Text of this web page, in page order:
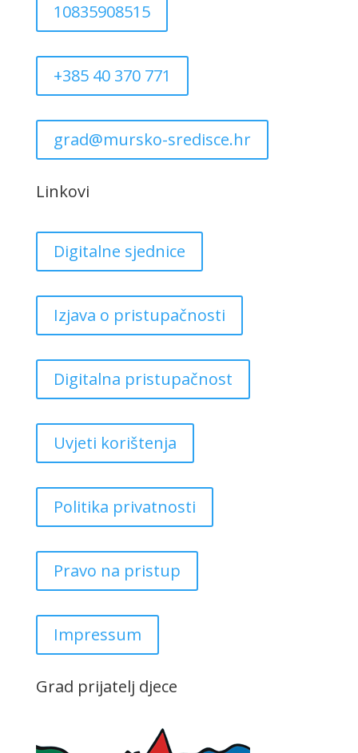
10835908515
+385 40 370 771
grad@mursko-sredisce.hr
Linkovi
Digitalne sjednice
Izjava o pristupačnosti
Digitalna pristupačnost
Uvjeti korištenja
Politika privatnosti
Pravo na pristup
Impressum
Grad prijatelj djece